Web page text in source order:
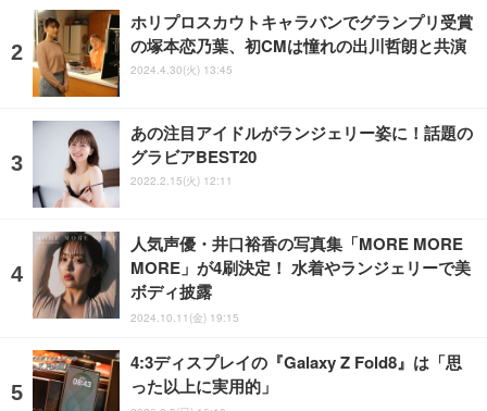
ホリプロスカウトキャラバンでグランプリ受賞
の塚本恋乃葉、初CMは憧れの出川哲朗と共演
2024.4.30(火) 13:45
あの注目アイドルがランジェリー姿に！話題の
グラビアBEST20
2022.2.15(火) 12:11
人気声優・井口裕香の写真集「MORE MORE
MORE」が4刷決定！ 水着やランジェリーで美
ボディ披露
2024.10.11(金) 19:15
4:3ディスプレイの『Galaxy Z Fold8』は「思
った以上に実用的」